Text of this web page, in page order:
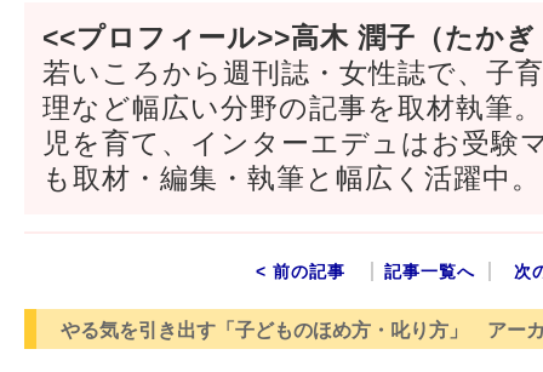
<<プロフィール>>高木 潤子（たか
若いころから週刊誌・女性誌で、子
理など幅広い分野の記事を取材執筆
児を育て、インターエデュはお受験
も取材・編集・執筆と幅広く活躍中。
< 前の記事 記事一覧へ 次
やる気を引き出す「子どものほめ方・叱り方」 アー